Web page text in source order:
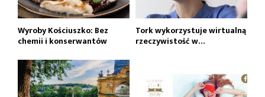
Wyroby Kościuszko: Bez
chemii i konserwantów
Tork wykorzystuje wirtualną
rzeczywistość w…